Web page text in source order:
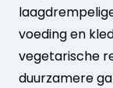
voeding en
vegetarische
duurzamere